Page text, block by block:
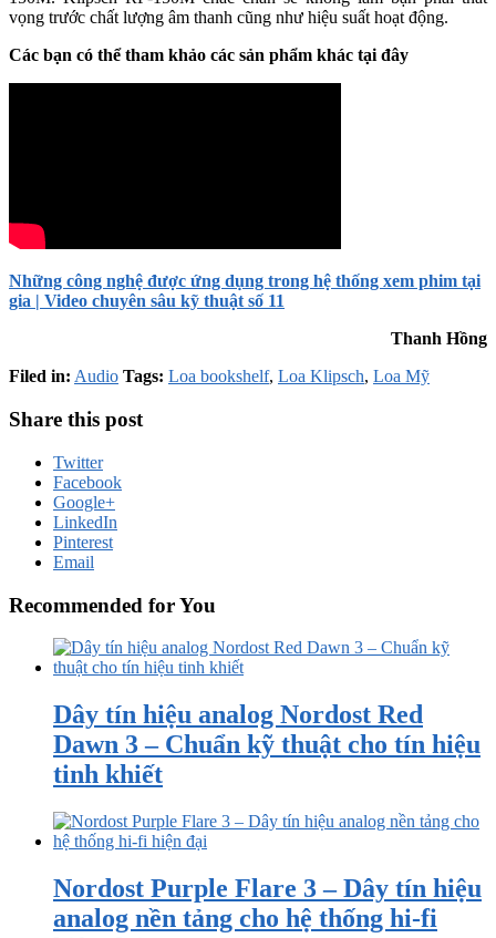
vọng trước chất lượng âm thanh cũng như hiệu suất hoạt động.
Các bạn có thể tham khảo các sản phẩm khác tại đây
Những công nghệ được ứng dụng trong hệ thống xem phim tại
gia | Video chuyên sâu kỹ thuật số 11
Thanh Hồng
Filed in: Audio Tags: Loa bookshelf, Loa Klipsch, Loa Mỹ
Share this post
Twitter
Facebook
Google+
LinkedIn
Pinterest
Email
Recommended for You
Dây tín hiệu analog Nordost Red
Dawn 3 – Chuẩn kỹ thuật cho tín hiệu
tinh khiết
Nordost Purple Flare 3 – Dây tín hiệu
analog nền tảng cho hệ thống hi-fi